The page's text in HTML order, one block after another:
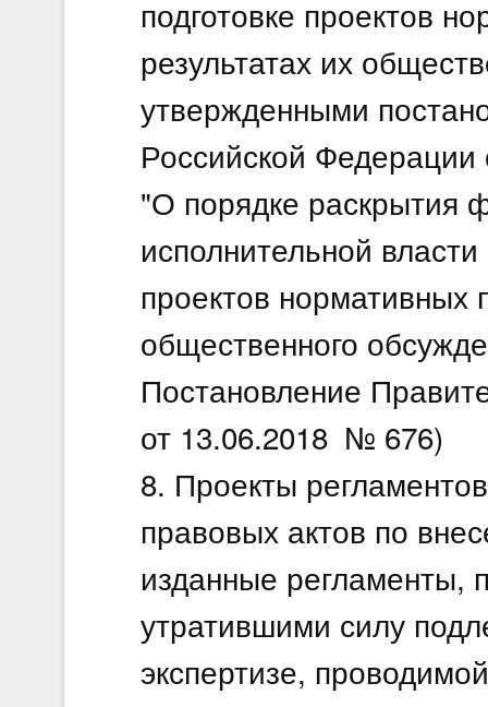
подготовке проектов
результатах их
утвержденными
Российской Федерации
"О порядке раскрытия
исполнительной
проектов нормативных
общественного
Постановление
от 13.06.2018 № 676)
8. Проекты
правовых актов по
изданные регламенты,
утратившими силу
экспертизе,